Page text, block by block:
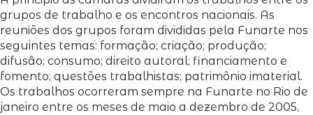
grupos de trabalho e os encontros nacionais. As
reuniões dos grupos foram divididas pela Funarte nos
seguintes temas: formação; criação; produção;
difusão; consumo; direito autoral; financiamento e
fomento; questões trabalhistas; patrimônio imaterial.
Os trabalhos ocorreram sempre na Funarte no Rio de
janeiro entre os meses de maio a dezembro de 2005,